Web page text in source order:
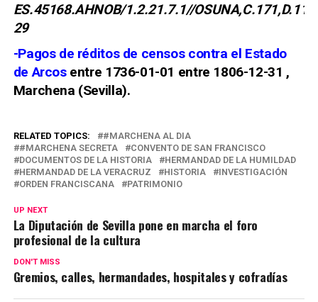
ES.45168.AHNOB/1.2.21.7.1//OSUNA,C.171,D.11-
29
-Pagos de réditos de censos contra el Estado
de Arcosentre 1736-01-01 entre 1806-12-31 ,
Marchena (Sevilla).
RELATED TOPICS:
#MARCHENA AL DIA
#MARCHENA SECRETA
CONVENTO DE SAN FRANCISCO
DOCUMENTOS DE LA HISTORIA
HERMANDAD DE LA HUMILDAD
HERMANDAD DE LA VERACRUZ
HISTORIA
INVESTIGACIÓN
ORDEN FRANCISCANA
PATRIMONIO
UP NEXT
La Diputación de Sevilla pone en marcha el foro
profesional de la cultura
DON'T MISS
Gremios, calles, hermandades, hospitales y cofradías